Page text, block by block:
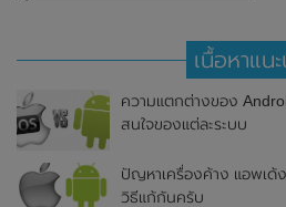
เนื้อหาแนะ
ความแตกต่างของ
สนใจของแต่ละระบบ
ปัญหาเครื่องค้าง แอพเด้
วิธีแก้กันครับ